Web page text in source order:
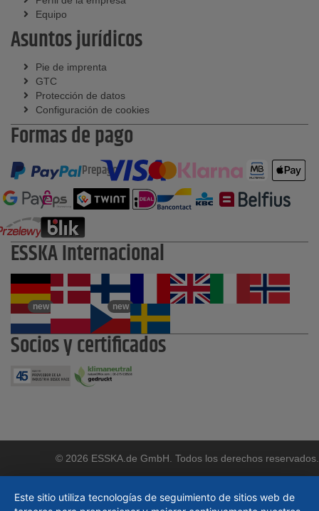
Equipo
Asuntos jurídicos
Pie de imprenta
GTC
Protección de datos
Configuración de cookies
Formas de pago
Prepago
ESSKA Internacional
new new
Socios y certificados
© 2026 ESSKA.de GmbH. Todos los derechos reservados.
Este sitio utiliza tecnologías de seguimiento de sitios web de